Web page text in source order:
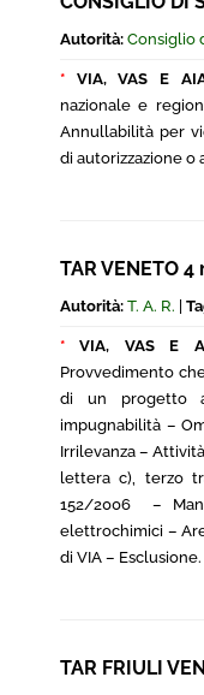
Autorità: Consiglio
* VIA, VAS E
nazionale e
Annullabilità per
di autorizzazione o
TAR VENETO
Autorità: T. A. R.
*VIA, VAS E
Provvedimento
di un progetto
impugnabilità –
Irrilevanza –
lettera c), terzo
152/2006 –
elettrochimici –
di VIA – Esclusione.
TAR FRIULI